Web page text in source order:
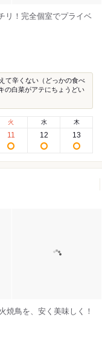
リ！完全個室でプライベ
て辛くない（どっかの食べ
の白菜がアテにちょうどい
火
11
水
12
木
13
焼鳥を、安く美味しく！